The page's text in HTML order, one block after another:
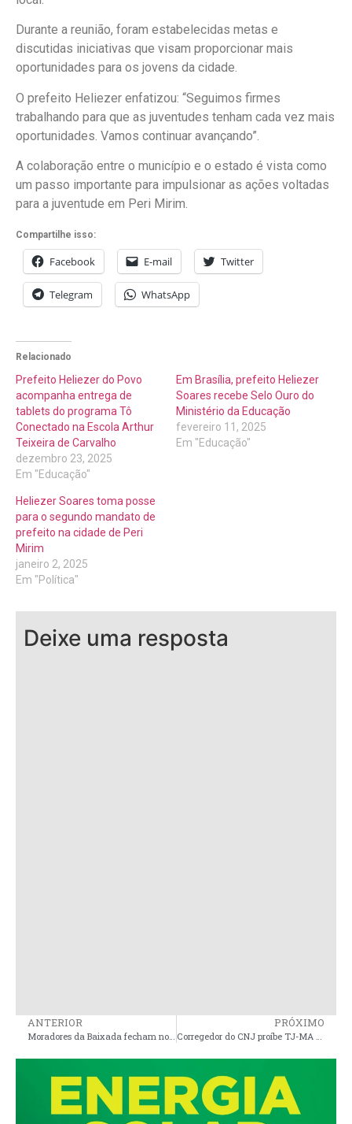
Durante a reunião, foram estabelecidas metas e
discutidas iniciativas que visam proporcionar mais
oportunidades para os jovens da cidade.
O prefeito Heliezer enfatizou: “Seguimos firmes
trabalhando para que as juventudes tenham cada vez mais
oportunidades. Vamos continuar avançando”.
A colaboração entre o município e o estado é vista como
um passo importante para impulsionar as ações voltadas
para a juventude em Peri Mirim.
Compartilhe isso:
Facebook E-mail Twitter
Telegram WhatsApp
Relacionado
Prefeito Heliezer do Povo
acompanha entrega de
tablets do programa Tô
Conectado na Escola Arthur
Teixeira de Carvalho
dezembro 23, 2025
Em "Educação"
Em Brasília, prefeito Heliezer
Soares recebe Selo Ouro do
Ministério da Educação
fevereiro 11, 2025
Em "Educação"
Heliezer Soares toma posse
para o segundo mandato de
prefeito na cidade de Peri
Mirim
janeiro 2, 2025
Em "Política"
Deixe uma resposta
ANTERIOR
Moradores da Baixada fecham novamente MA-014 em protesto contra a precariedade da via
PRÓXIMO
Corregedor do CNJ proíbe TJ-MA de comprar celulares para Desembargadores